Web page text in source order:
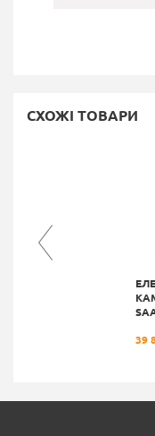
СХОЖІ ТОВАРИ
39